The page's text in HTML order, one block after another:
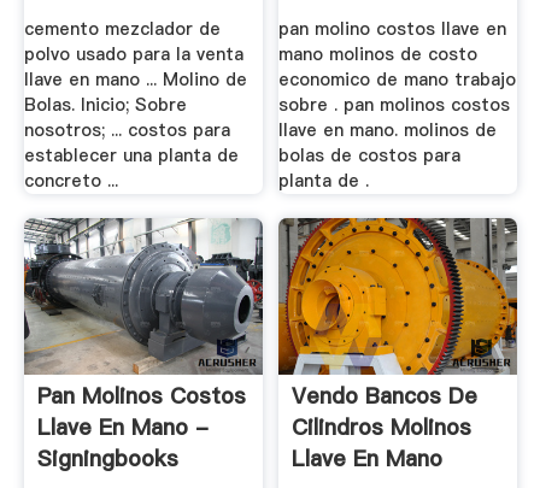
Para .
cemento mezclador de
polvo usado para la venta
llave en mano ... Molino de
Bolas. Inicio; Sobre
nosotros; ... costos para
establecer una planta de
concreto ...
pan molino costos llave en
mano molinos de costo
economico de mano trabajo
sobre . pan molinos costos
llave en mano. molinos de
bolas de costos para
planta de .
Pan Molinos Costos
Llave En Mano -
Signingbooks
Vendo Bancos De
Cilindros Molinos
Llave En Mano